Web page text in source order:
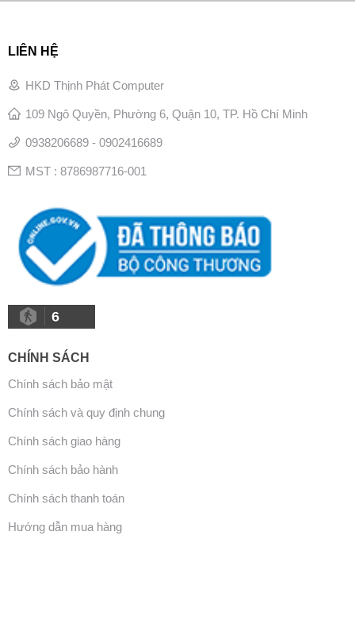
LIÊN HỆ
HKD Thịnh Phát Computer
109 Ngô Quyền, Phường 6, Quận 10, TP. Hồ Chí Minh
0938206689 - 0902416689
MST : 8786987716-001
6
CHÍNH SÁCH
Chính sách bảo mật
Chính sách và quy định chung
Chính sách giao hàng
Chính sách bảo hành
Chính sách thanh toán
Hướng dẫn mua hàng